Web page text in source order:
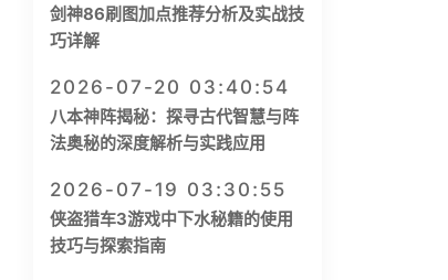
剑神86刷图加点推荐分析及实战技
巧详解
2026-07-20 03:40:54
八本神阵揭秘：探寻古代智慧与阵
法奥秘的深度解析与实践应用
2026-07-19 03:30:55
侠盗猎车3游戏中下水秘籍的使用
技巧与探索指南